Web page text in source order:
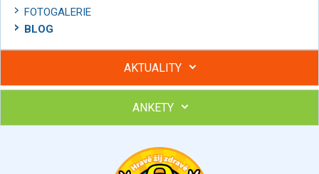
FOTOGALERIE
BLOG
AKTUALITY
Hubněte s podporou lektorky a skupiny v kurzech STOBu
Chcete poradit s hubnutím? Najděte si odborníka STOBu ve
ANKETY